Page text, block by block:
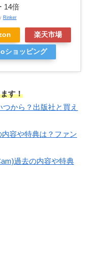
14倍
Rinker
楽天市場
ショッピング
す！
から？出版社と買え
容や特典は？ファン
過去の内容や特典